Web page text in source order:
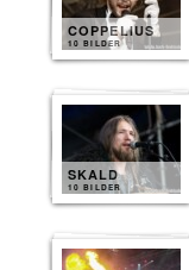
COPPELIUS
10 BILDER
SKALD
10 BILDER